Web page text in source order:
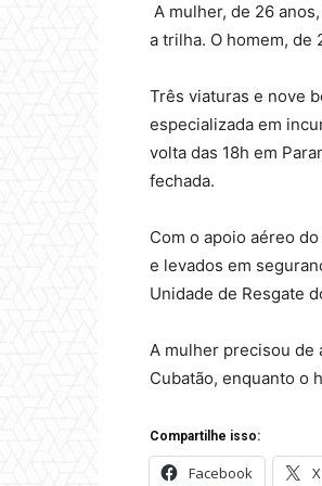
A mulher, de 26
a trilha. O homem, de
Três viaturas e nove
especializada em
volta das 18h em
fechada.
Com o apoio aéreo
e levados em
Unidade de Resgate
A mulher precisou de
Cubatão, enquanto o
Compartilhe isso:
Facebook X